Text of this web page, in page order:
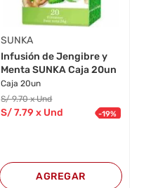
SUNKA
Infusión de Jengibre y
Menta SUNKA Caja 20un
Caja 20un
S/9.70 x Und
S/7.79 x Und -19%
AGREGAR